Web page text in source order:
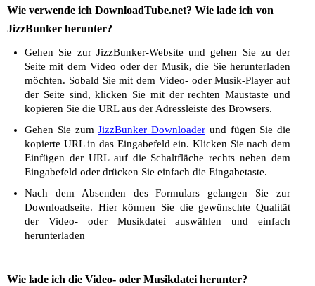
Wie verwende ich DownloadTube.net? Wie lade ich von
JizzBunker herunter?
Gehen Sie zur JizzBunker-Website und gehen Sie zu der
Seite mit dem Video oder der Musik, die Sie herunterladen
möchten. Sobald Sie mit dem Video- oder Musik-Player auf
der Seite sind, klicken Sie mit der rechten Maustaste und
kopieren Sie die URL aus der Adressleiste des Browsers.
Gehen Sie zumJizzBunker Downloader und fügen Sie die
kopierte URL in das Eingabefeld ein. Klicken Sie nach dem
Einfügen der URL auf die Schaltfläche rechts neben dem
Eingabefeld oder drücken Sie einfach die Eingabetaste.
Nach dem Absenden des Formulars gelangen Sie zur
Downloadseite. Hier können Sie die gewünschte Qualität
der Video- oder Musikdatei auswählen und einfach
herunterladen
Wie lade ich die Video- oder Musikdatei herunter?